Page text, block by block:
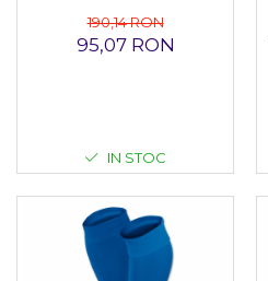
190,14 RON
95,07 RON
IN STOC